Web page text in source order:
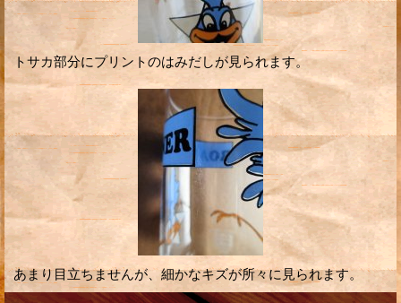
トサカ部分にプリントのはみだしが見られます。
あまり目立ちませんが、細かなキズが所々に見られます。